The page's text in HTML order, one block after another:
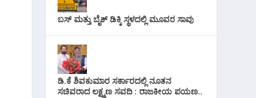
ಬಸ್ ಮತ್ತು ಬೈಕ್ ಡಿಕ್ಕಿ ಸ್ಥಳದಲ್ಲಿ ಮೂವರ ಸಾವು
ಡಿ.ಕೆ ಶಿವಕುಮಾರ ಸರ್ಕಾರದಲ್ಲಿ ನೂತನ
ಸಚಿವರಾದ ಲಕ್ಷ್ಮಣ ಸವದಿ : ರಾಜಕೀಯ ಪಯಣ..